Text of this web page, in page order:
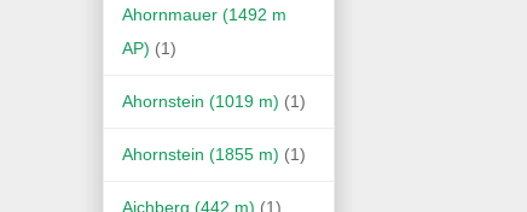
Ahornmauer (1492 m
AP) (1)
Ahornstein (1019 m) (1)
Ahornstein (1855 m) (1)
Aichberg (442 m) (1)